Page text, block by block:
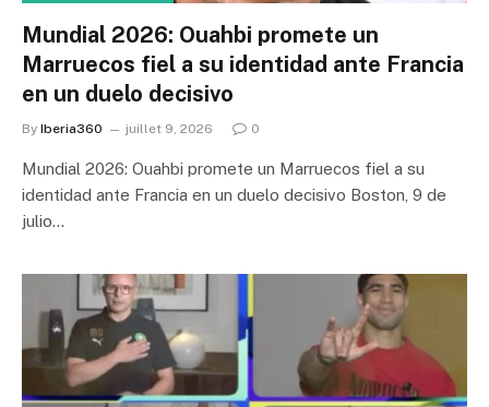
Mundial 2026: Ouahbi promete un
Marruecos fiel a su identidad ante Francia
en un duelo decisivo
By Iberia360 juillet 9, 2026 0
Mundial 2026: Ouahbi promete un Marruecos fiel a su
identidad ante Francia en un duelo decisivo Boston, 9 de
julio…